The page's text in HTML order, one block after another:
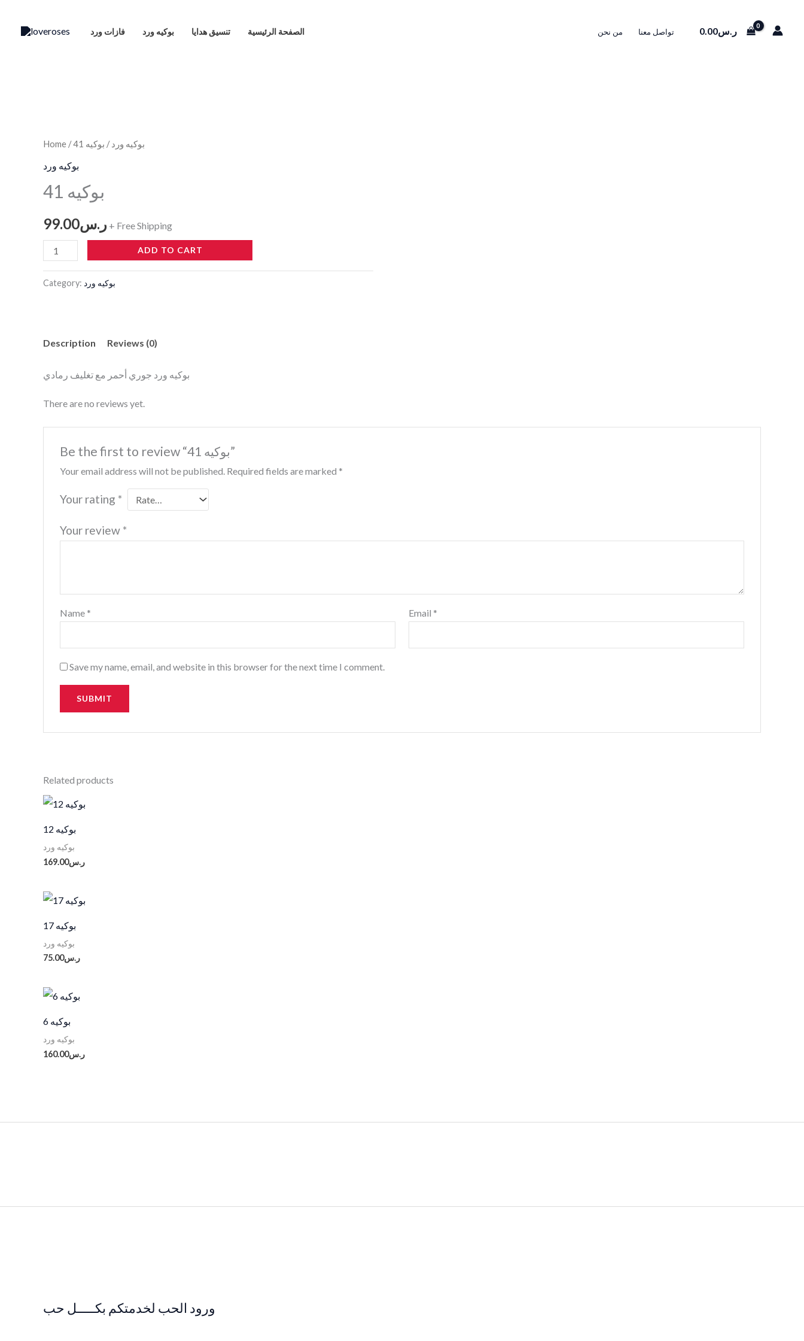
فازات ورد بوكيه ورد تنسيق هدايا الصفحة الرئيسية من نحن تواصل معنا ر.س0.00
Home / بوكيه ورد/ بوكيه 41
بوكيه ورد
بوكيه 41
ر.س99.00 + Free Shipping
quantity
ADD TO CART
Category: بوكيه ورد
Description Reviews (0)
بوكيه ورد جوري أحمر مع تغليف رمادي
There are no reviews yet.
Be the first to review “بوكيه 41”
Your email address will not be published. Required fields are marked *
Your rating *
Your review *
Name * Email *
Save my name, email, and website in this browser for the next time I comment.
Related products
بوكيه 12
بوكيه ورد
ر.س169.00
بوكيه 17
بوكيه ورد
ر.س75.00
بوكيه 6
بوكيه ورد
ر.س160.00
ورود الحب لخدمتكم بكـــــل حب